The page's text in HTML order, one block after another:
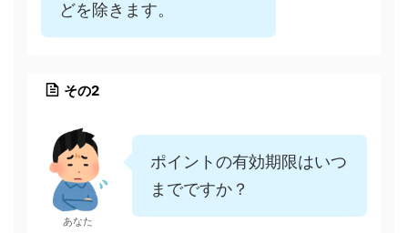
どを除きます。
その2
あなた
ポイントの有効期限はいつ
までですか？